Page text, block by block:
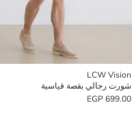
LCW Vision
شورت رجالي بقصة قياسية
699.00 EGP